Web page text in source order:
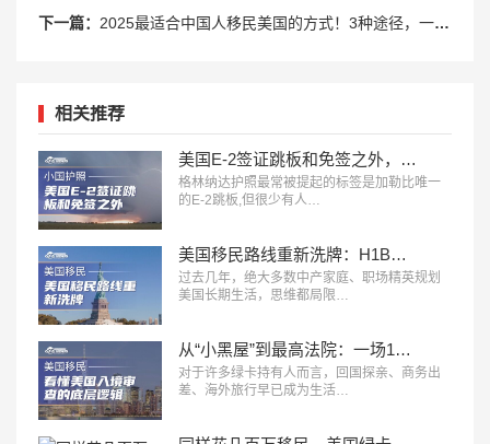
下一篇： 2025最适合中国人移民美国的方式！3种途径，一步到位拿永久绿卡
相关推荐
美国E-2签证跳板和免签之外，这本护照给子女教育开了三扇门
格林纳达护照最常被提起的标签是加勒比唯一
的E-2跳板,但很少有人…
美国移民路线重新洗牌：H1B、L1、O1、EB1A、NIW、J2，哪条更适合你？
过去几年，绝大多数中产家庭、职场精英规划
美国长期生活，思维都局限…
从“小黑屋”到最高法院：一场14年诉讼，看懂美国入境审查的底层逻辑
对于许多绿卡持有人而言，回国探亲、商务出
差、海外旅行早已成为生活…